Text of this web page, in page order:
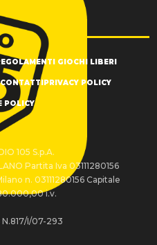
GIOCHI LIBERI
CONTATTI PRIVACY POLICY
POLICY
105 S.p.A.
Partita Iva 03111280156
n. 03111280156 Capitale
i.v.
N.817/I/07-293